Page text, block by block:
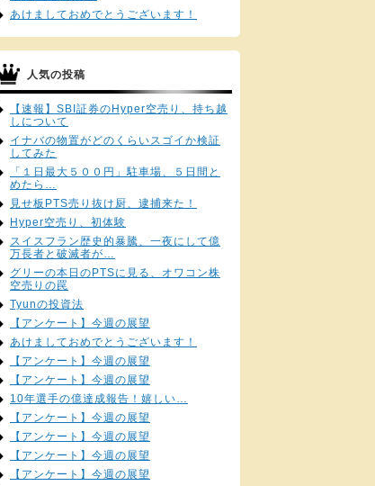
あけましておめでとうございます！
人気の投稿
【速報】SBI証券のHyper空売り、持ち越
しについて
イナバの物置がどのくらいスゴイか検証
してみた
「１日最大５００円」駐車場、５日間と
めたら…
見せ板PTS売り抜け厨、逮捕来た！
Hyper空売り、初体験
スイスフラン歴史的暴騰、一夜にして億
万長者と破滅者が…
グリーの本日のPTSに見る、オワコン株
空売りの罠
Tyunの投資法
【アンケート】今週の展望
あけましておめでとうございます！
【アンケート】今週の展望
【アンケート】今週の展望
10年選手の億達成報告！嬉しい…
【アンケート】今週の展望
【アンケート】今週の展望
【アンケート】今週の展望
【アンケート】今週の展望